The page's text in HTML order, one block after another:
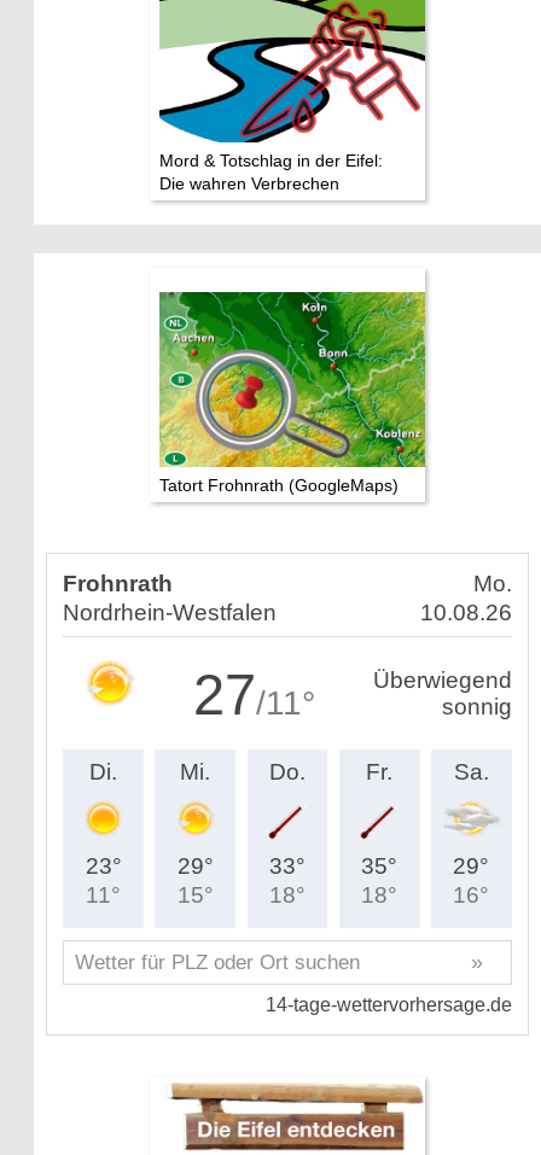
Mord & Totschlag in der Eifel:
Die wahren Verbrechen
Tatort Frohnrath (GoogleMaps)